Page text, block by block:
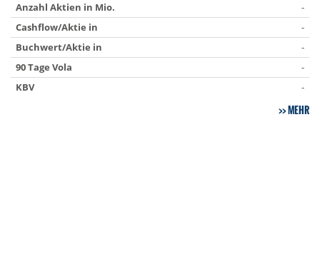
Anzahl Aktien in Mio.
-
Cashflow/Aktie in
-
Buchwert/Aktie in
-
90 Tage Vola
-
KBV
-
MEHR